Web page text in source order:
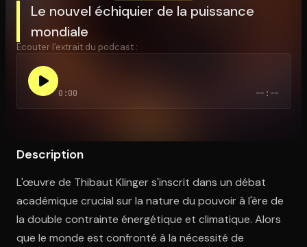
Ouvre l'app Appareil photo, pointe sur le code. C'est gratuit à
Le nouvel échiquier de la puissance
mondiale
Écouter l'extrait du podcast :
0:00 --:--
Description
L'œuvre de Thibaut Klinger s'inscrit dans un débat
académique crucial sur la nature du pouvoir à l'ère de
la double contrainte énergétique et climatique. Alors
que le monde est confronté à la nécessité de